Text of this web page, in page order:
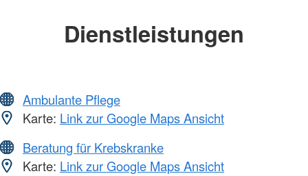
Dienstleistungen
Ambulante Pflege
Karte: Link zur Google Maps Ansicht
Beratung für Krebskranke
Karte: Link zur Google Maps Ansicht